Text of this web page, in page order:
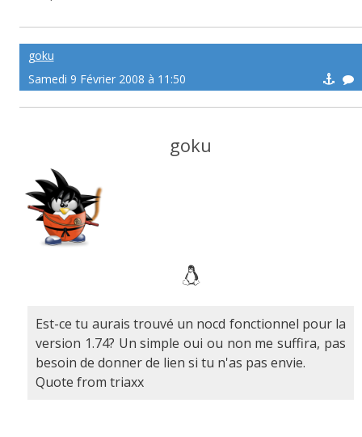
goku
Samedi 9 Février 2008 à 11:50
goku
Est-ce tu aurais trouvé un nocd fonctionnel pour la
version 1.74? Un simple oui ou non me suffira, pas
besoin de donner de lien si tu n'as pas envie.
Quote from triaxx